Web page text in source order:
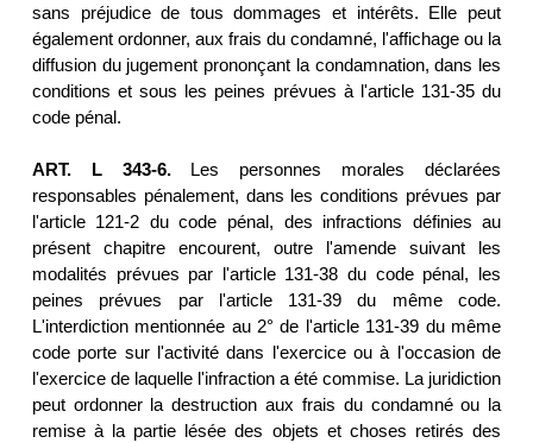
sans préjudice de tous dommages et intérêts. Elle peut
également ordonner, aux frais du condamné, l'affichage ou la
diffusion du jugement prononçant la condamnation, dans les
conditions et sous les peines prévues à l'article 131-35 du
code pénal.
ART. L 343-6.Les personnes morales déclarées
responsables pénalement, dans les conditions prévues par
l'article 121-2 du code pénal, des infractions définies au
présent chapitre encourent, outre l'amende suivant les
modalités prévues par l'article 131-38 du code pénal, les
peines prévues par l'article 131-39 du même code.
L'interdiction mentionnée au 2° de l'article 131-39 du même
code porte sur l'activité dans l'exercice ou à l'occasion de
l'exercice de laquelle l'infraction a été commise. La juridiction
peut ordonner la destruction aux frais du condamné ou la
remise à la partie lésée des objets et choses retirés des